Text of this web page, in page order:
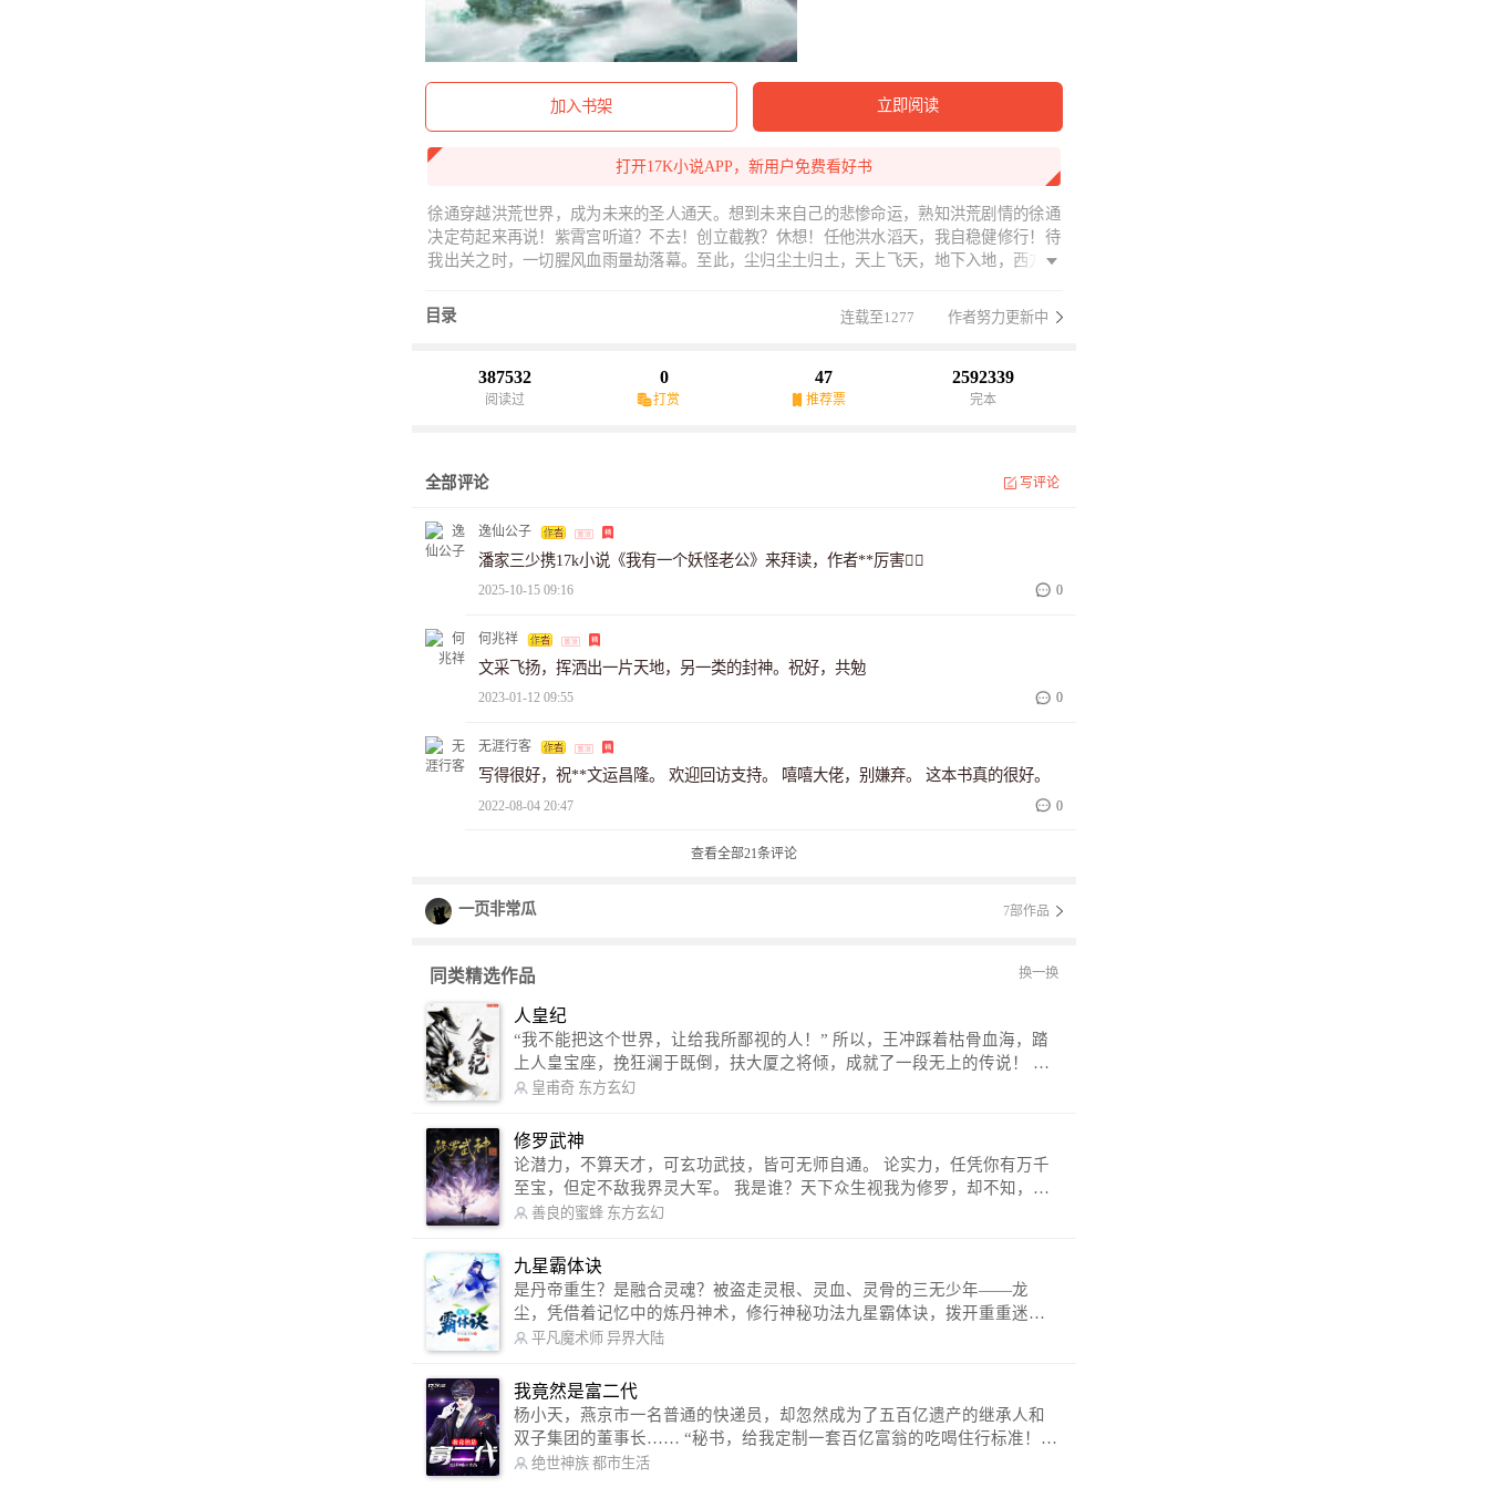
加入书架 立即阅读
打开17K小说APP，新用户免费看好书
徐通穿越洪荒世界，成为未来的圣人通天。想到未来自己的悲惨命运，熟知洪荒剧情的徐通
决定苟起来再说！紫霄宫听道？不去！创立截教？休想！任他洪水滔天，我自稳健修行！待
我出关之时，一切腥风血雨量劫落幕。至此，尘归尘土归土，天上飞天，地下入地，西方的
目录
连载至1277 作者努力更新中
387532
阅读过
0
打赏
47
推荐票
2592339
完本
全部评论 写评论
逸仙公子
潘家三少携17k小说《我有一个妖怪老公》来拜读，作者**厉害👍🏻
2025-10-15 09:16 0
何兆祥
文采飞扬，挥洒出一片天地，另一类的封神。祝好，共勉
2023-01-12 09:55 0
无涯行客
写得很好，祝**文运昌隆。 欢迎回访支持。 嘻嘻大佬，别嫌弃。 这本书真的很好。
2022-08-04 20:47 0
查看全部21条评论
一页非常瓜 7部作品
同类精选作品 换一换
人皇纪
“我不能把这个世界，让给我所鄙视的人！” 所以，王冲踩着枯骨血海，踏
上人皇宝座，挽狂澜于既倒，扶大厦之将倾，成就了一段无上的传说！ 微
信公众号：皇甫奇 （微信号：huangfuqi1985） 新浪微博：皇甫奇（地址：
皇甫奇 东方玄幻
修罗武神
论潜力，不算天才，可玄功武技，皆可无师自通。 论实力，任凭你有万千
至宝，但定不敌我界灵大军。 我是谁？天下众生视我为修罗，却不知，我
以修罗成武神。 （想看修罗武神番外，请关注蜜蜂微信公众号：善良的蜜
善良的蜜蜂 东方玄幻
九星霸体诀
是丹帝重生？是融合灵魂？被盗走灵根、灵血、灵骨的三无少年——龙
尘，凭借着记忆中的炼丹神术，修行神秘功法九星霸体诀，拨开重重迷
雾，解开惊天之局。 手掌天地乾坤，脚踏日月星辰，勾搭各色美女，
哭。 本故事纯属虚构，如有雷同，那就是真事儿，想要对号入座，抓
紧时间进群：487963015 微信公众号：平凡魔术师,或者搜索：pingfanmosh
ushi1982,公众号上有问必答，福利多多！
平凡魔术师 异界大陆
我竟然是富二代
杨小天，燕京市一名普通的快递员，却忽然成为了五百亿遗产的继承人和
双子集团的董事长…… “秘书，给我定制一套百亿富翁的吃喝住行标准！”
“好的，杨总。” “你晚上在我的床上安排五个嫩模是怎么回事？” “回杨总，
绝世神族 都市生活